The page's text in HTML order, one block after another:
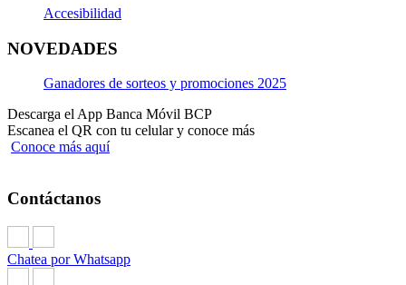
Accesibilidad
NOVEDADES
Ganadores de sorteos y promociones 2025
Descarga el App Banca Móvil BCP
Escanea el QR con tu celular y conoce más
Conoce más aquí
Contáctanos
Chatea por Whatsapp